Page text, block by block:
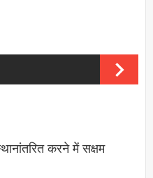
करने में सक्षम